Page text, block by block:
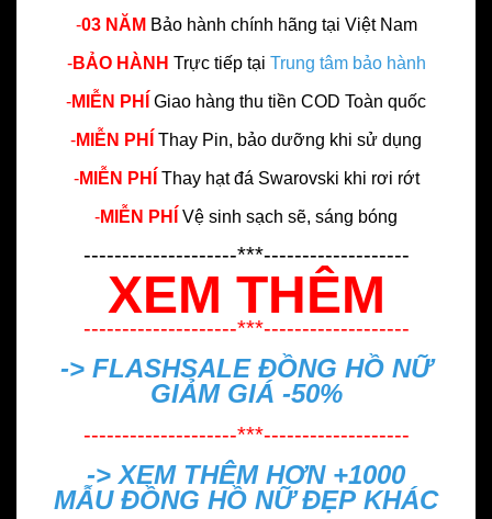
-03 NĂM Bảo hành chính hãng tại Việt Nam
-BẢO HÀNH Trực tiếp tại Trung tâm bảo hành
-MIỄN PHÍ Giao hàng thu tiền COD Toàn quốc
-MIỄN PHÍ Thay Pin, bảo dưỡng khi sử dụng
-MIỄN PHÍ Thay hạt đá Swarovski khi rơi rớt
-MIỄN PHÍ Vệ sinh sạch sẽ, sáng bóng
--------------------***-------------------
XEM THÊM
--------------------***-------------------
-> FLASHSALE ĐỒNG HỒ NỮ
GIẢM GIÁ -50%
--------------------***-------------------
-> XEM THÊM HƠN +1000
MẪU ĐỒNG HỒ NỮ ĐẸP KHÁC